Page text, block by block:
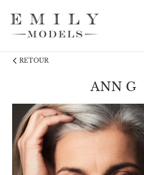
NEWS
LINGERIE / DÉTAILS
INFLUENCEURS
TALENTS
ANN G
RETOUR